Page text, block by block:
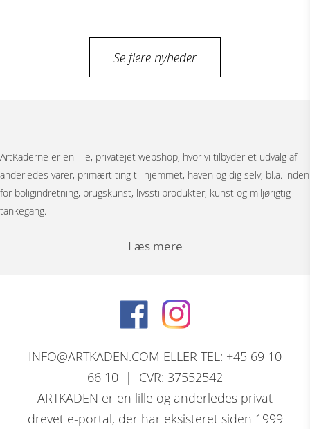
Se flere nyheder
ArtKaderne er en lille, privatejet webshop, hvor vi tilbyder et udvalg af
anderledes varer, primært ting til hjemmet, haven og dig selv, bl.a. inden
for boligindretning, brugskunst, livsstilprodukter, kunst og miljørigtig
tankegang.
Læs mere
Bag menuen ”Figurer” gemmer der sig et stort udvalg af
modeller. Vi har bronzefigurer, dyrefigurer, figurer i resin, Thai figurer,
Tranepar i bronze og retro træfigurer.
David Marshall, den skotsk / spanske skulptørs komplette program af
INFO@ARTKADEN.COM ELLER TEL: +45 69 10
66 10 | CVR: 37552542
ARTKADEN er en lille og anderledes privat
drevet e-portal, der har eksisteret siden 1999